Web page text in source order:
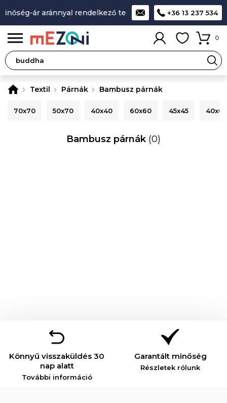
ár aránnyal rendelkező termékek A legjobb design-
+36 13 237 534
0
Textil Párnák Bambusz párnák
70x70 50x70 40x40 60x60 45x45 40x60
Bambusz párnák (0)
Könnyű visszaküldés 30
nap alatt
További információ
Garantált minőség
Részletek rólunk